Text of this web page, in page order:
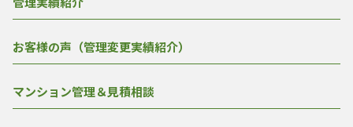
お客様の声（管理変更実績紹介）
マンション管理＆見積相談